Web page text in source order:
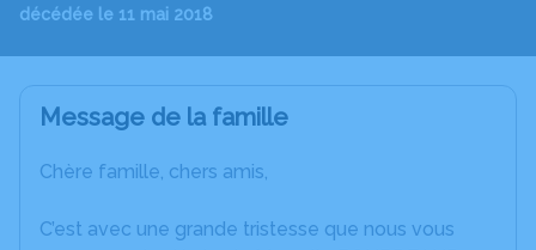
décédée le 11 mai 2018
Message de la famille
Chère famille, chers amis,
C’est avec une grande tristesse que nous vous